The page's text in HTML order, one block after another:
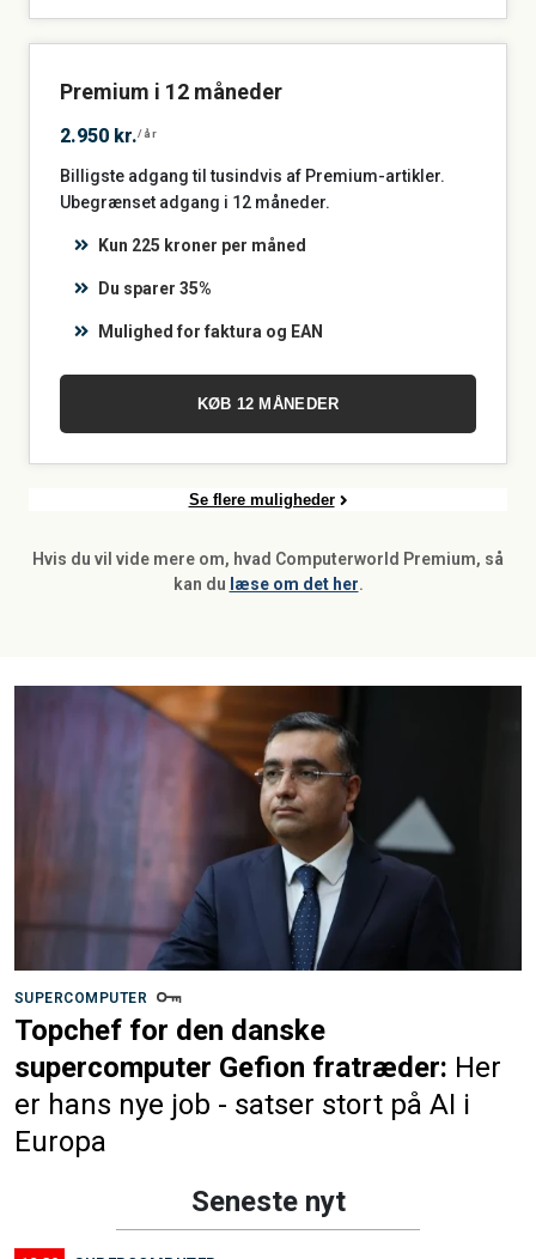
Premium i 12 måneder
2.950 kr./år
Billigste adgang til tusindvis af Premium-artikler.
Ubegrænset adgang i 12 måneder.
Kun 225 kroner per måned
Du sparer 35%
Mulighed for faktura og EAN
KØB 12 MÅNEDER
Se flere muligheder
Hvis du vil vide mere om, hvad Computerworld Premium, så
kan du læse om det her.
SUPERCOMPUTER
Topchef for den danske
supercomputer Gefion fratræder: Her
er hans nye job - satser stort på AI i
Europa
Seneste nyt